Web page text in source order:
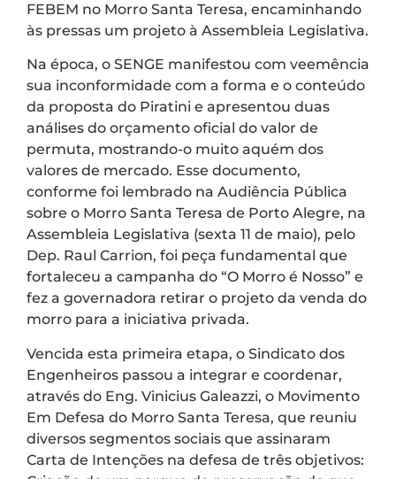
FEBEM no Morro Santa Teresa, encaminhando
às pressas um projeto à Assembleia Legislativa.
Na época, o SENGE manifestou com veemência
sua inconformidade com a forma e o conteúdo
da proposta do Piratini e apresentou duas
análises do orçamento oficial do valor de
permuta, mostrando-o muito aquém dos
valores de mercado. Esse documento,
conforme foi lembrado na Audiência Pública
sobre o Morro Santa Teresa de Porto Alegre, na
Assembleia Legislativa (sexta 11 de maio), pelo
Dep. Raul Carrion, foi peça fundamental que
fortaleceu a campanha do “O Morro é Nosso” e
fez a governadora retirar o projeto da venda do
morro para a iniciativa privada.
Vencida esta primeira etapa, o Sindicato dos
Engenheiros passou a integrar e coordenar,
através do Eng. Vinicius Galeazzi, o Movimento
Em Defesa do Morro Santa Teresa, que reuniu
diversos segmentos sociais que assinaram
Carta de Intenções na defesa de três objetivos: